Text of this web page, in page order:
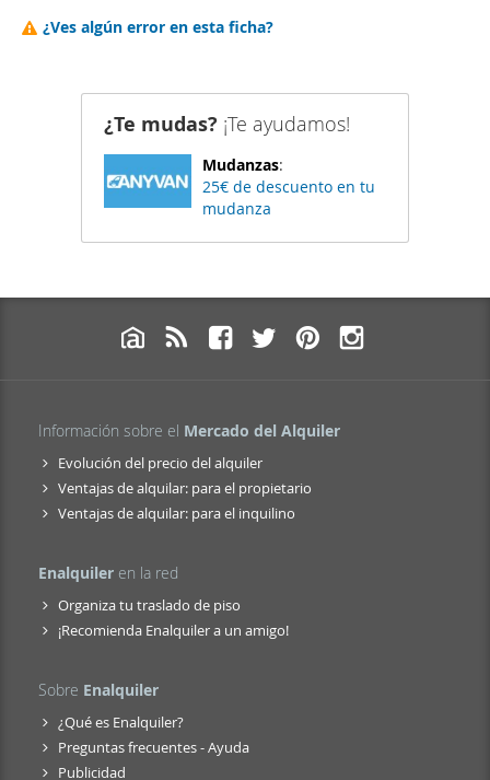
¿Ves algún error en esta ficha?
¿Te mudas? ¡Te ayudamos!
Mudanzas:
25€ de descuento en tu
mudanza
Información sobre el Mercado del Alquiler
Evolución del precio del alquiler
Ventajas de alquilar: para el propietario
Ventajas de alquilar: para el inquilino
Enalquiler en la red
Organiza tu traslado de piso
¡Recomienda Enalquiler a un amigo!
Sobre Enalquiler
¿Qué es Enalquiler?
Preguntas frecuentes - Ayuda
Publicidad